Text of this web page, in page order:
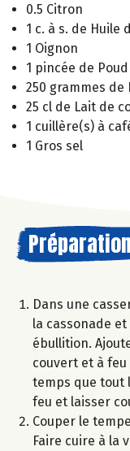
0.5 Citron
1 c. à s. de Huile
1 Oignon
1 pincée de
250 grammes de
25 cl de Lait de
1 cuillère(s) à
1 Gros sel
Préparation
Dans une
la cassonade
ébullition.
couvert et à
temps que tout
feu et laisser
Couper le
Faire cuire à la